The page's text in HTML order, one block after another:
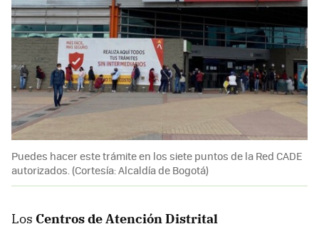
Puedes hacer este trámite en los siete puntos de la Red CADE
autorizados. (Cortesía: Alcaldía de Bogotá)
Los Centros de Atención Distrital